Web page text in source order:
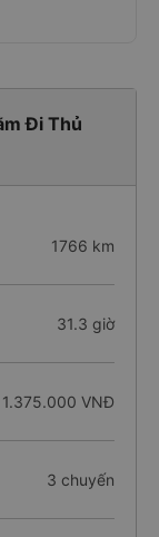
Đi Thủ
1766 km
31.3 giờ
1.375.000 VNĐ
3 chuyến